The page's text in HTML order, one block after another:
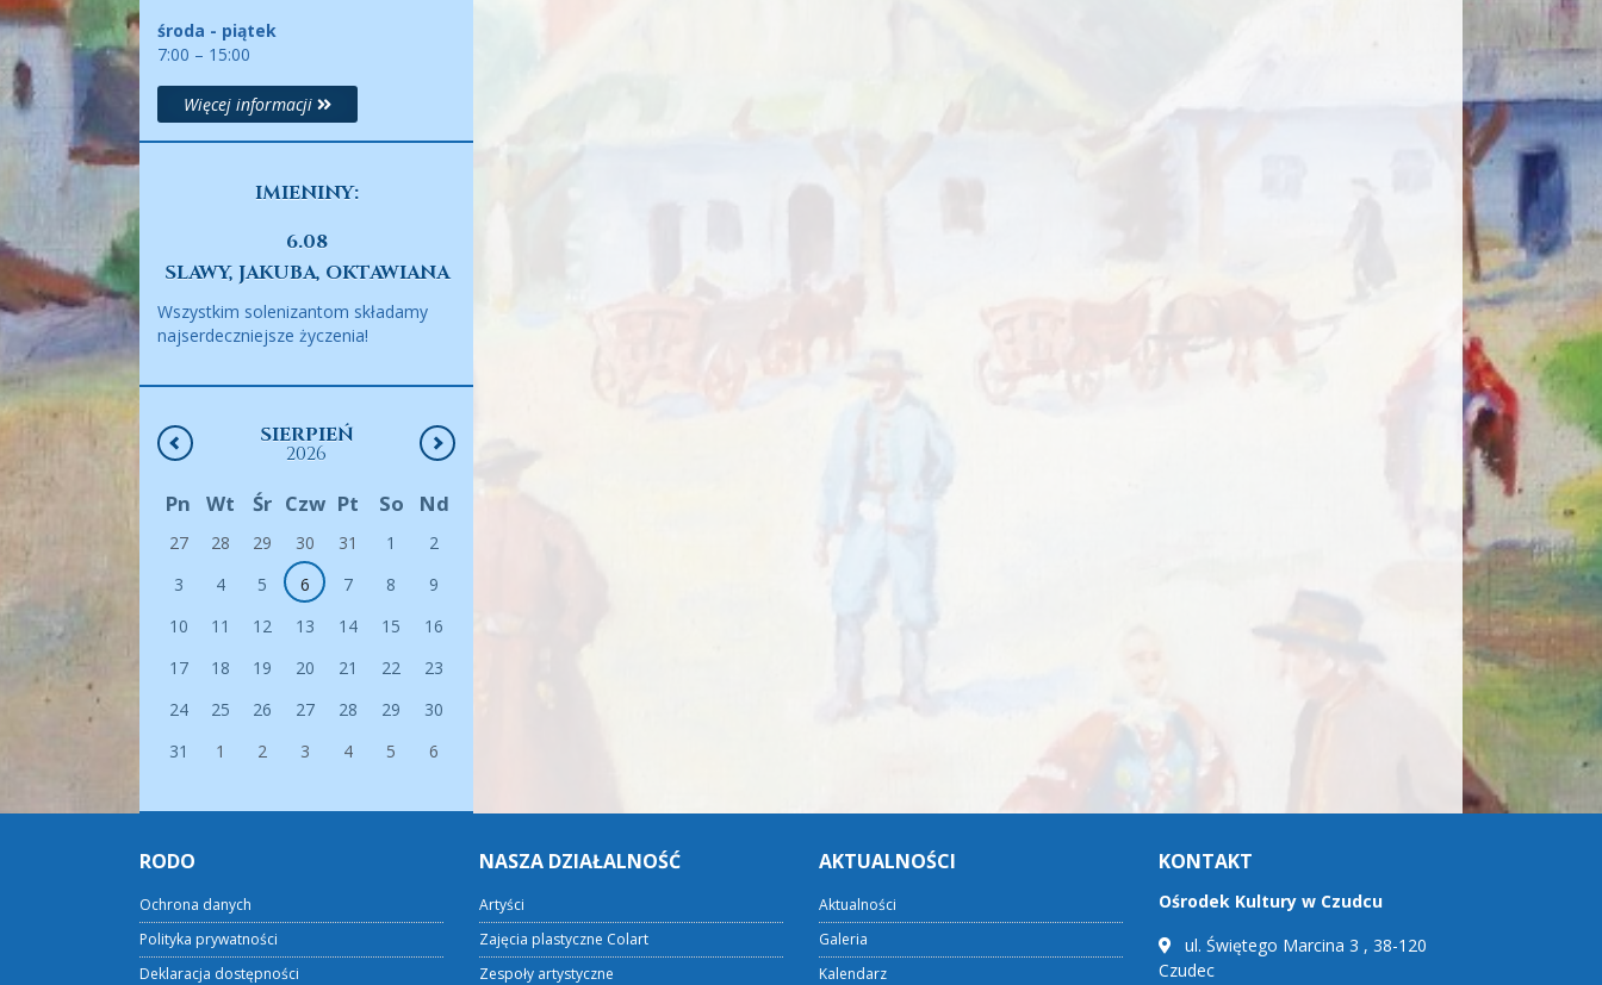
środa - piątek
7:00 – 15:00
Więcej informacji
IMIENINY:
6.08
SLAWY, JAKUBA, OKTAWIANA
Wszystkim solenizantom składamy
najserdeczniejsze życzenia!
SIERPIEŃ
2026
Pn Wt Śr Czw Pt So Nd
27 28 29 30 31 1
2
3
4 5 6 7 8
9
10
11 12 13 14 15
16
17
18 19 20 21 22
23
24
25 26 27 28 29
30
31
1 2 3 4 5 6
RODO
Ochrona danych
Polityka prywatności
Deklaracja dostępności
NASZA DZIAŁALNOŚĆ
Artyści
Zajęcia plastyczne Colart
Zespoły artystyczne
AKTUALNOŚCI
Aktualności
Galeria
Kalendarz
KONTAKT
Ośrodek Kultury w Czudcu
ul. Świętego Marcina 3 , 38-120
Czudec